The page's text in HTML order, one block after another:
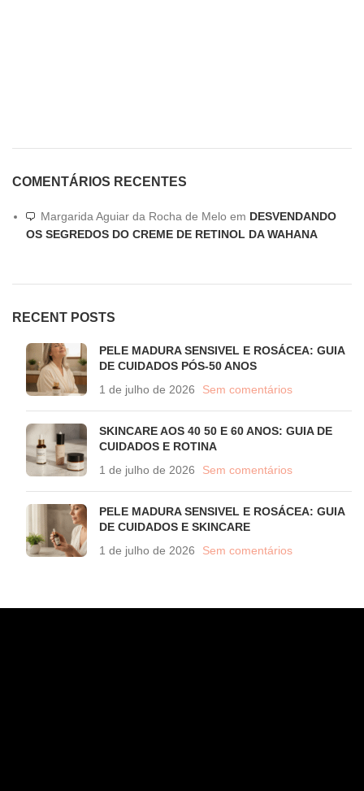
COMENTÁRIOS RECENTES
Margarida Aguiar da Rocha de Melo em DESVENDANDO
OS SEGREDOS DO CREME DE RETINOL DA WAHANA
RECENT POSTS
PELE MADURA SENSIVEL E ROSÁCEA: GUIA
DE CUIDADOS PÓS-50 ANOS
1 de julho de 2026
Sem comentários
SKINCARE AOS 40 50 E 60 ANOS: GUIA DE
CUIDADOS E ROTINA
1 de julho de 2026
Sem comentários
PELE MADURA SENSIVEL E ROSÁCEA: GUIA
DE CUIDADOS E SKINCARE
1 de julho de 2026
Sem comentários